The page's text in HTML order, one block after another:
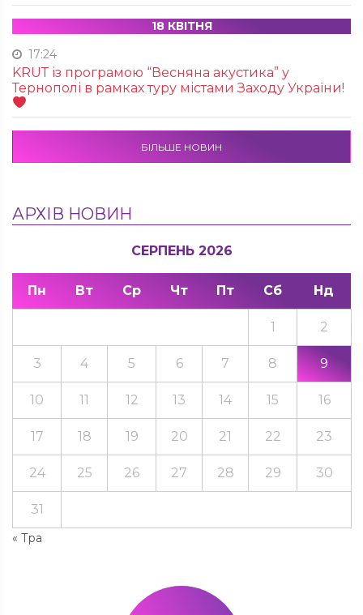
18 КВІТНЯ
17:24
KRUТ із програмою “Весняна акустика” у
Тернополі в рамках туру містами Заходу України!
БІЛЬШЕ НОВИН
АРХІВ НОВИН
СЕРПЕНЬ 2026
Пн Вт Ср Чт Пт Сб Нд
« Тра
1 2
3 4 5 6 7 8 9
10 11 12 13 14 15 16
17 18 19 20 21 22 23
24 25 26 27 28 29 30
31